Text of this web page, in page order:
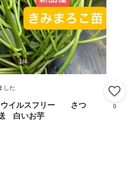
1/4
した
イルスフリー さつ
白いお芋
0